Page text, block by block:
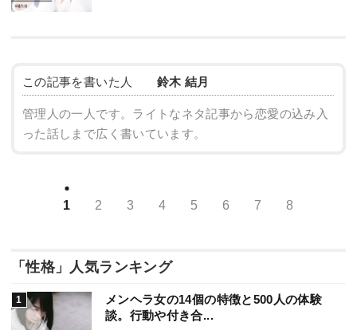
この記事を書いた人 鈴木 結月
管理人の一人です。ライトなネタ記事から恋愛の込み入
った話しまで広く書いています。
1 2 3 4 5 6 7 8
「性格」人気ランキング
メンヘラ女の14個の特徴と500人の体験
談。行動や付き合...